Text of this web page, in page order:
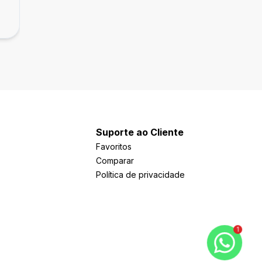
Suporte ao Cliente
Favoritos
Comparar
Política de privacidade
1